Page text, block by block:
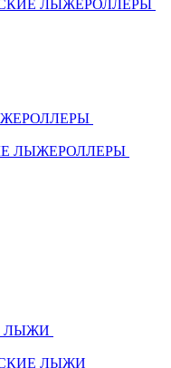
ЛЫЖЕРОЛЛЕРЫ
ЛЫЖЕРОЛЛЕРЫ
ЛЫЖИ
ЛЫЖИ